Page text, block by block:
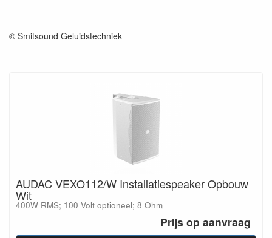
© Smitsound Geluidstechniek
AUDAC VEXO112/W Installatiespeaker Opbouw
Wit
400W RMS; 100 Volt optioneel; 8 Ohm
Prijs op aanvraag